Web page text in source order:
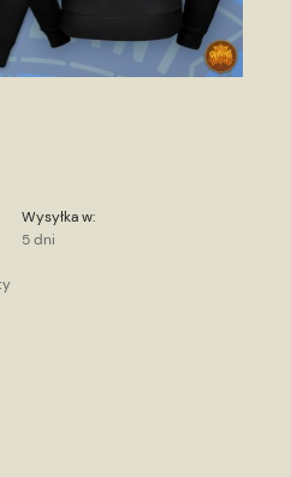
Wysyłka w:
5 dni
kosztów płatności